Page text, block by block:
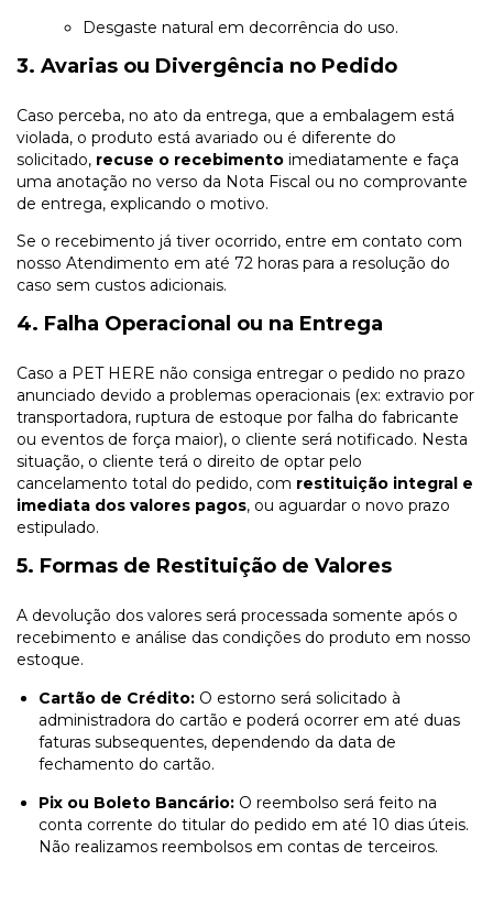
Desgaste natural em decorrência do uso.
3. Avarias ou Divergência no Pedido
Caso perceba, no ato da entrega, que a embalagem está
violada, o produto está avariado ou é diferente do
solicitado, recuse o recebimento imediatamente e faça
uma anotação no verso da Nota Fiscal ou no comprovante
de entrega, explicando o motivo.
Se o recebimento já tiver ocorrido, entre em contato com
nosso Atendimento em até 72 horas para a resolução do
caso sem custos adicionais.
4. Falha Operacional ou na Entrega
Caso a PET HERE não consiga entregar o pedido no prazo
anunciado devido a problemas operacionais (ex: extravio por
transportadora, ruptura de estoque por falha do fabricante
ou eventos de força maior), o cliente será notificado. Nesta
situação, o cliente terá o direito de optar pelo
cancelamento total do pedido, com restituição integral e
imediata dos valores pagos, ou aguardar o novo prazo
estipulado.
5. Formas de Restituição de Valores
A devolução dos valores será processada somente após o
recebimento e análise das condições do produto em nosso
estoque.
Cartão de Crédito: O estorno será solicitado à
administradora do cartão e poderá ocorrer em até duas
faturas subsequentes, dependendo da data de
fechamento do cartão.
Pix ou Boleto Bancário: O reembolso será feito na
conta corrente do titular do pedido em até 10 dias úteis.
Não realizamos reembolsos em contas de terceiros.